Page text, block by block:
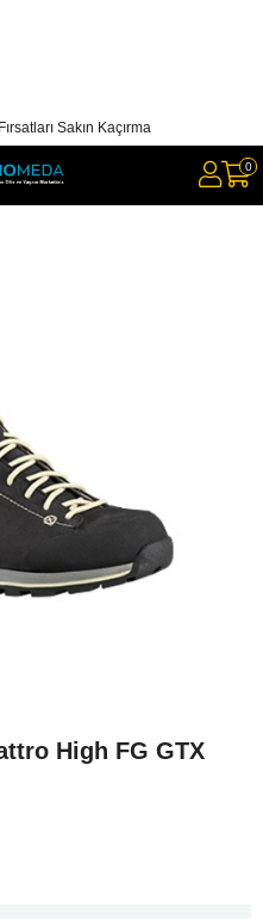
Sakın Kaçırma
0
High FG GTX